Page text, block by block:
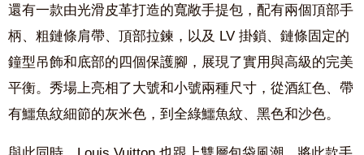
還有一款由光滑皮革打造的寬敞手提包，配有兩個頂部手
柄、粗鏈條肩帶、頂部拉鍊，以及 LV 掛鎖、鏈條固定的
鐘型吊飾和底部的四個保護腳，展現了實用與高級的完美
平衡。秀場上亮相了大號和小號兩種尺寸，從酒紅色、帶
有鱷魚紋細節的灰米色，到全綠鱷魚紋、黑色和沙色。